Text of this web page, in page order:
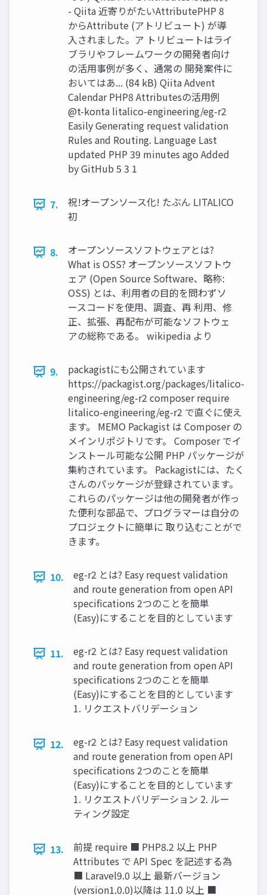
- Qiita 近寄りがたいAttributePHP 8
からAttribute (アトリビュート) が導
入されました。ア トリビュートはライ
ブラリやフレームワークの開発者向け
の活用事例が多く、通常の 開発案件に
おいてはあ... (84 kB) Qiita Advent
Calendar PHP8 Attributesの活用例
@t-konta litalico-engineering/eg-r2
Easily Generating request validation
Rules and Routing. Language Last
updated PHP 39 minutes ago Added
by GitHub 5 3 1
7.
祝!オープンソース化! たぶん LITALICO
初
8.
オープンソースソフトウェアとは?
What is OSS? オープンソースソフトウ
ェア (Open Source Software、略称:
OSS) とは、利用者の目的を問わずソ
ースコードを使用、調査、再 利用、修
正、拡張、再配布が可能なソフトウェ
アの総称である。 wikipedia より
9.
packagistにも公開されています
https://packagist.org/packages/litalico-
engineering/eg-r2 composer require
litalico-engineering/eg-r2 で直ぐに使え
ます。 MEMO Packagist は Composer の
メインリポジトリです。 Composer でイ
ンストール可能な公開 PHP パッケージが
集約されています。 Packagistには、たく
さんのパッケージが登録されています。
これらのパッケージは他の開発者が作っ
た便利な部品で、プログラマーは自分の
プロジェクトに簡単に 取り込むことがで
きます。
10.
eg-r2 とは? Easy request validation
and route generation from open API
specifications 2つのことを簡単
(Easy)にすることを目的としています
11.
eg-r2 とは? Easy request validation
and route generation from open API
specifications 2つのことを簡単
(Easy)にすることを目的としています
1. リクエストバリデーション
12.
eg-r2 とは? Easy request validation
and route generation from open API
specifications 2つのことを簡単
(Easy)にすることを目的としています
1. リクエストバリデーション 2. ルー
ティング設定
13.
前提 require ■ PHP8.2 以上 PHP
Attributes で API Spec を記述する為
■ Laravel9.0 以上 最新バージョン
(version1.0.0)以降は 11.0 以上 ■